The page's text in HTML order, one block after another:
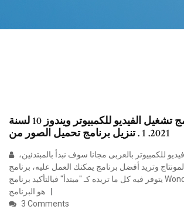
افضل 07 برامج تشغيل الفيديو للكمبيوتر ويندوز 10 لسنة
2021. 1 . تنزيل برنامج تحميل الصور من
وتريد أفضل برنامج يمكنك العمل عليه، برنامج
يتوفر فيه كل ما تريده كـ "مبتدأ" فبالتأكيد برنامج Wondershare Filmora 9
هو البرنامج
3 Comments